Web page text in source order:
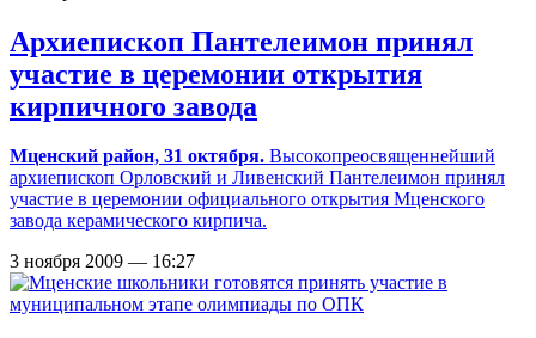
Архиепископ Пантелеимон принял
участие в церемонии открытия
кирпичного завода
Мценский район, 31 октября. Высокопреосвященнейший
архиепископ Орловский и Ливенский Пантелеимон принял
участие в церемонии официального открытия Мценского
завода керамического кирпича.
3 ноября 2009 — 16:27